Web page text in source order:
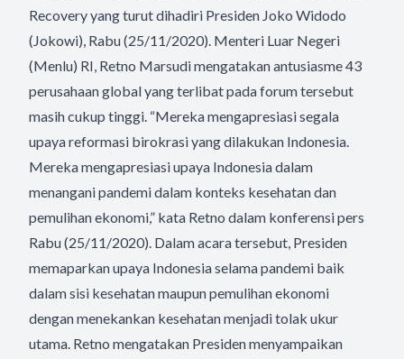
Recovery yang turut dihadiri Presiden Joko Widodo
(Jokowi), Rabu (25/11/2020). Menteri Luar Negeri
(Menlu) RI, Retno Marsudi mengatakan antusiasme 43
perusahaan global yang terlibat pada forum tersebut
masih cukup tinggi. “Mereka mengapresiasi segala
upaya reformasi birokrasi yang dilakukan Indonesia.
Mereka mengapresiasi upaya Indonesia dalam
menangani pandemi dalam konteks kesehatan dan
pemulihan ekonomi,” kata Retno dalam konferensi pers
Rabu (25/11/2020). Dalam acara tersebut, Presiden
memaparkan upaya Indonesia selama pandemi baik
dalam sisi kesehatan maupun pemulihan ekonomi
dengan menekankan kesehatan menjadi tolak ukur
utama. Retno mengatakan Presiden menyampaikan